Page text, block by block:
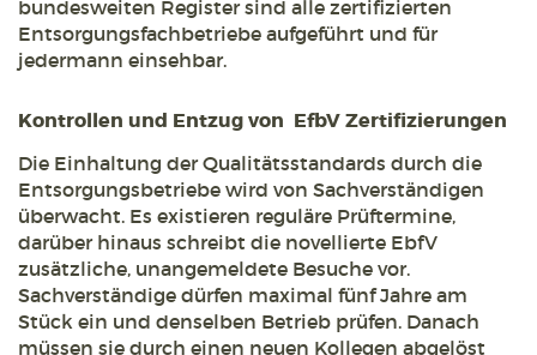
bundesweiten Register sind alle zertifizierten
Entsorgungsfachbetriebe aufgeführt und für
jedermann einsehbar.
Kontrollen und Entzug von EfbV Zertifizierungen
Die Einhaltung der Qualitätsstandards durch die
Entsorgungsbetriebe wird von Sachverständigen
überwacht. Es existieren reguläre Prüftermine,
darüber hinaus schreibt die novellierte EbfV
zusätzliche, unangemeldete Besuche vor.
Sachverständige dürfen maximal fünf Jahre am
Stück ein und denselben Betrieb prüfen. Danach
müssen sie durch einen neuen Kollegen abgelöst